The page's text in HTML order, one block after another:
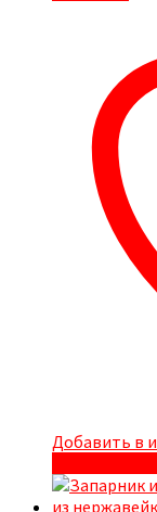
Добавить в